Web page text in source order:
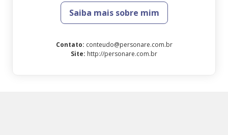
Saiba mais sobre mim
Contato: conteudo@personare.com.br
Site: http://personare.com.br